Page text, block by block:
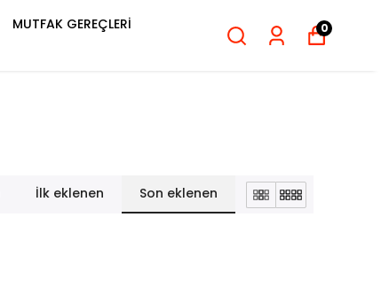
MUTFAK GEREÇLERİ
0
İlk eklenen Son eklenen